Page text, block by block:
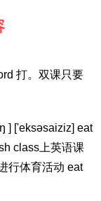
打。双课只要
] ['eksəsaiziz] eat
class上英语课
行体育活动 eat